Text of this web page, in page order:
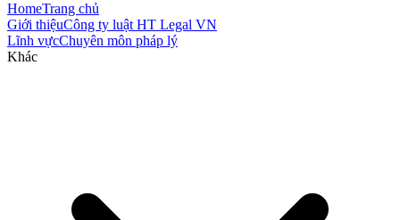
HomeTrang chủ
Giới thiệuCông ty luật HT Legal VN
Lĩnh vựcChuyên môn pháp lý
Khác